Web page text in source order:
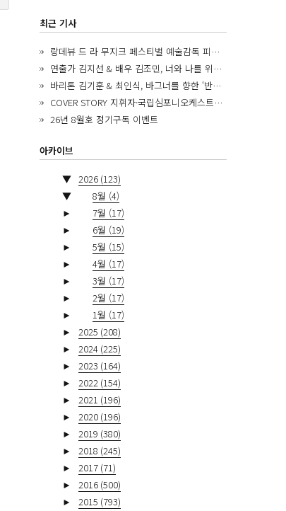
최근 기사
랑데뷰 드 라 무지크 페스티벌 예술감독 피아니스트 김혜진, 5년간의 여정을 돌아보며
연출가 김지선 & 배우 김조민, 너와 나를 위한 ‘모두의 숲’에서 만나는 동심
바리톤 김기훈 & 최인식, 바그너를 향한 ‘반지 원정대’를 앞두고
COVER STORY 지휘자·국립심포니오케스트라 제8대 음악감독 로베르토 아바도
26년 8월호 정기구독 이벤트
아카이브
▼ 2026 (123)
▼
8월 (4)
►
7월 (17)
►
6월 (19)
►
5월 (15)
►
4월 (17)
►
3월 (17)
►
2월 (17)
►
1월 (17)
►
2025 (208)
►
2024 (225)
►
2023 (164)
►
2022 (154)
►
2021 (196)
►
2020 (196)
►
2019 (380)
►
2018 (245)
►
2017 (71)
►
2016 (500)
►
2015 (793)